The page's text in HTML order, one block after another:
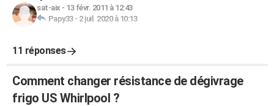
sat-aix - 13 févr. 2011 à 12:43
Papy33- 2 juil. 2020 à 10:13
11 réponses
Comment changer résistance de dégivrage
frigo US Whirlpool ?